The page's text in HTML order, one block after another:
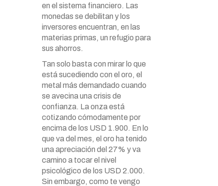
en el sistema financiero. Las
monedas se debilitan y los
inversores encuentran, en las
materias primas, un refugio para
sus ahorros.
Tan solo basta con mirar lo que
está sucediendo con el oro, el
metal más demandado cuando
se avecina una crisis de
confianza. La onza está
cotizando cómodamente por
encima de los USD 1.900. En lo
que va del mes, el oro ha tenido
una apreciación del 27% y va
camino a tocar el nivel
psicológico de los USD 2.000.
Sin embargo, como te vengo